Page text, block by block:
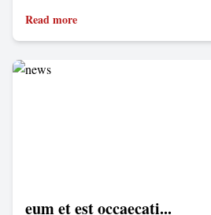
Read more
eum et est occaecati...